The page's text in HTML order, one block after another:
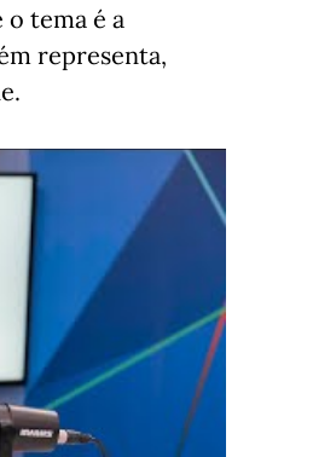
tema é a
representa,